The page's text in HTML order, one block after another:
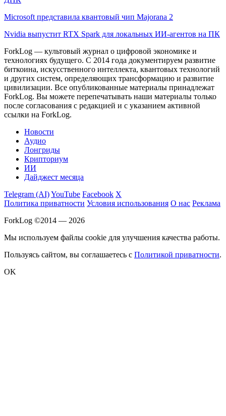
Microsoft представила квантовый чип Majorana 2
Nvidia выпустит RTX Spark для локальных ИИ-агентов на ПК
ForkLog — культовый журнал о цифровой экономике и
технологиях будущего. С 2014 года документируем развитие
биткоина, искусственного интеллекта, квантовых технологий
и других систем, определяющих трансформацию и развитие
цивилизации. Все опубликованные материалы принадлежат
ForkLog. Вы можете перепечатывать наши материалы только
после согласования с редакцией и с указанием активной
ссылки на ForkLog.
Новости
Аудио
Лонгриды
Крипториум
ИИ
Дайджест месяца
Telegram (AI)YouTube Facebook X
Политика приватности Условия использования О нас Реклама
ForkLog ©2014 — 2026
Мы используем файлы cookie для улучшения качества работы.
Пользуясь сайтом, вы соглашаетесь с Политикой приватности.
OK